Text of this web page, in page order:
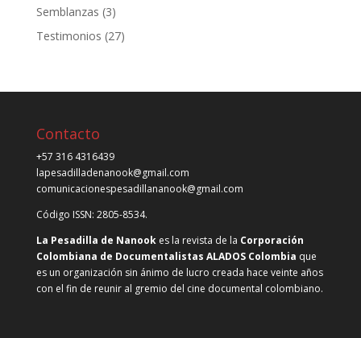
Semblanzas (3)
Testimonios (27)
Contacto
+57 316 4316439
lapesadilladenanook@gmail.com
comunicacionespesadillananook@gmail.com
Código ISSN: 2805-8534.
La Pesadilla de Nanookes la revista de la Corporación
Colombiana de Documentalistas ALADOS Colombia que
es un organización sin ánimo de lucro creada hace veinte años
con el fin de reunir al gremio del cine documental colombiano.